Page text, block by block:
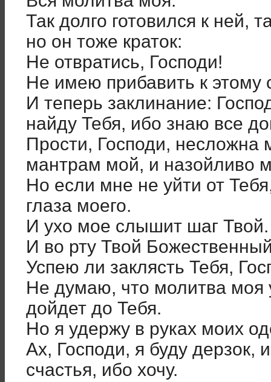
Так долго готовился к ней,
но он тоже краток:
Не отвратись, Господи!
Не имею прибавить к этому
И теперь заклинание:
найду Тебя, ибо знаю все
Прости, Господи, несложна
мантрам мой, и назойливо
Но если мне не уйти от
глаза моего.
И ухо мое слышит шаг Твой.
И во рту Твой
Успею ли заклясть Тебя,
Не думаю, что молитва моя
дойдет до Тебя.
Но я удержу в руках моих
Ах, Господи, я буду дерзок,
счастья, ибо хочу.